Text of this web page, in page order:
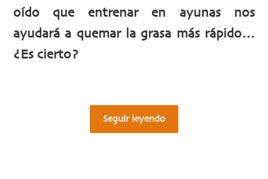
oído que entrenar en ayunas nos
ayudará a quemar la grasa más rápido…
¿Es cierto?
Seguir leyendo